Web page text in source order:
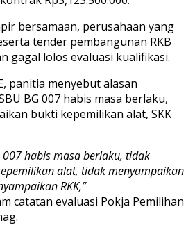
bersamaan, perusahaan yang
tender pembangunan RKB
gagal lolos evaluasi kualifikasi.
panitia menyebut alasan
BG 007 habis masa berlaku,
bukti kepemilikan alat, SKK
007 habis masa berlaku, tidak
alat, tidak menyampaikan
RKK,”
catatan evaluasi Pokja Pemilihan